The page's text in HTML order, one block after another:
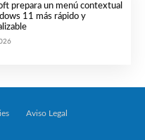
prepara un menú contextual
11 más rápido y
Aviso Legal